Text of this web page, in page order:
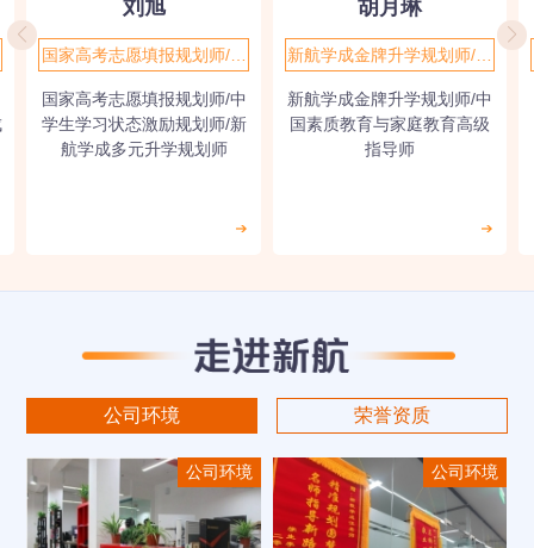
刘旭
国家高考志愿填报规划师/中
航学成多元升学规划师
国家高考志愿填报规划师/中
学生学习状态激励规划师/新
航学成多元升学规划师
胡月琳
新航学成金牌升学规划师/中
指导师
新航学成金牌升学规划师/中
国素质教育与家庭教育高级
指导师
公司环境 公司环境
公司环境 荣誉资质